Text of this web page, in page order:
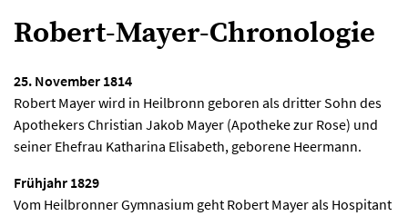
Robert-Mayer-Chronologie
25. November 1814
Robert Mayer wird in Heilbronn geboren als dritter Sohn des
Apothekers Christian Jakob Mayer (Apotheke zur Rose) und
seiner Ehefrau Katharina Elisabeth, geborene Heermann.
Frühjahr 1829
Vom Heilbronner Gymnasium geht Robert Mayer als Hospitant